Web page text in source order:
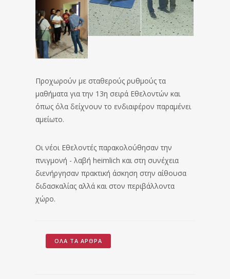
Προχωρούν με σταθερούς ρυθμούς τα
μαθήματα για την 13η σειρά Εθελοντών και
όπως όλα δείχνουν το ενδιαφέρον παραμένει
αμείωτο.
Οι νέοι Εθελοντές παρακολούθησαν την
πνιγμονή - λαβή heimlich και στη συνέχεια
διενήργησαν πρακτική άσκηση στην αίθουσα
διδασκαλίας αλλά και στον περιβάλλοντα
χώρο.
ΌΛΑ ΤΑ ΆΡΘΡΑ